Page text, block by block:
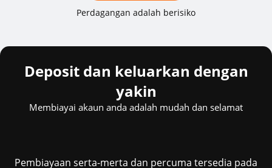
Perdagangan adalah berisiko
Deposit dan keluarkan dengan
yakin
Membiayai akaun anda adalah mudah dan selamat
Pembiayaan serta-merta dan percuma tersedia pada